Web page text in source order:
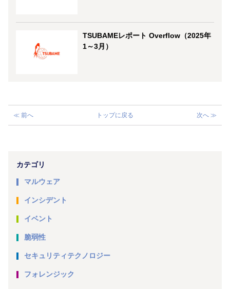
TSUBAMEレポート Overflow（2025年
1～3月）
≪ 前へ トップに戻る 次へ ≫
カテゴリ
マルウェア
インシデント
イベント
脆弱性
セキュリティテクノロジー
フォレンジック